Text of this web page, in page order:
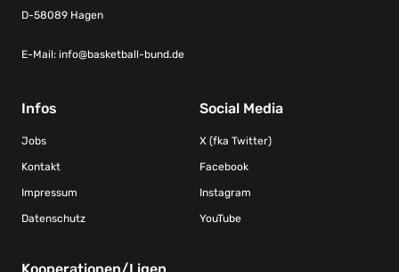
D-58089 Hagen
E-Mail: info@basketball-bund.de
Infos
Jobs
Kontakt
Impressum
Datenschutz
Social Media
X (fka Twitter)
Facebook
Instagram
YouTube